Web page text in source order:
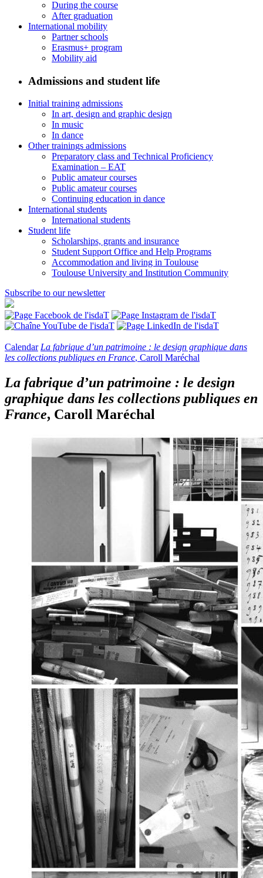
During the course
After graduation
International mobility
Partner schools
Erasmus+ program
Mobility aid
Admissions and student life
Initial training admissions
In art, design and graphic design
In music
In dance
Other trainings admissions
Preparatory class and Technical Proficiency
Examination – EAT
Public amateur courses
Public amateur courses
Continuing education in dance
International students
International students
Student life
Scholarships, grants and insurance
Student Support Office and Help Programs
Accommodation and living in Toulouse
Toulouse University and Institution Community
Subscribe to our newsletter
Calendar La fabrique d’un patrimoine : le design graphique dans
les collections publiques en France, Caroll Maréchal
La fabrique d’un patrimoine : le design
graphique dans les collections publiques en
France, Caroll Maréchal